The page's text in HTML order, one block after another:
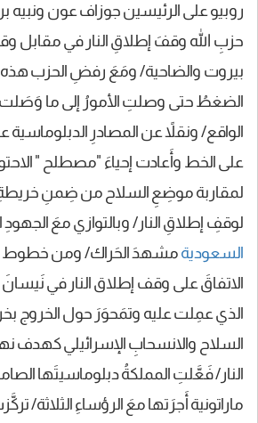
روبيو على الرئيسين جوزاف عون
حزبِ الله وقفَ إطلاقِ النار في مقابل
بيروت والضاحية/ ومَعَ رفضِ الحزب
الضغطُ حتى وصلتِ الأمورُ إلى ما وَصَلت
الواقع/ ونقلاً عن المصادرِ الدبلوماسية
على الخط وأَعادت إحياءَ "مصطلح "
لمقاربة موضِعِ السلاح من ضِمنِ خريطةِ
لوقفِ إطلاقِ النار/ وبالتوازي معَ
السعودية مشهدَ الحَراك/ ومن خطوط
الاتفاقَ على وقف إطلاق النار في
الذي عمِلت عليه وتمَحوَرَ حول الخروج
السلاح والانسحابِ الإسرائيلي كهدف
النار/ فَعَّلتِ المملكةُ دبلوماسيتَها
ماراتونية أَجرَتها معَ الرؤساءِ